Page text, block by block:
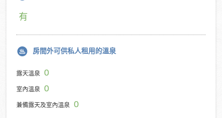
有
房間外可供私人租用的溫泉
露天溫泉 0
室內溫泉 0
兼備露天及室內溫泉 0